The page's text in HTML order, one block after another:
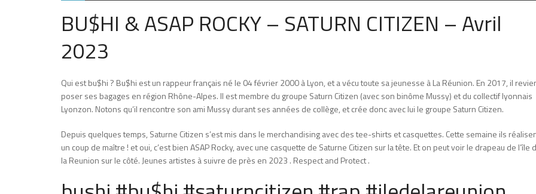
BU$HI & ASAP ROCKY – SATURN CITIZEN – Avril
2023
Qui est bu$hi ? Bu$hi est un rappeur français né le 04 février 2000 à Lyon, et a vécu toute sa jeunesse à La Réunion. En 2017, il
poser ses bagages en région Rhône-Alpes. Il est membre du groupe Saturn Citizen (avec son binôme Mussy) et du collectif lyonnais
Lyonzon. Notons qu’il rencontre son ami Mussy durant ses années de collège, et crée donc avec lui le groupe Saturn Citizen.
Depuis quelques temps, Saturne Citizen s’est mis dans le merchandising avec des tee-shirts et casquettes. Cette semaine ils
un coup de maître ! et oui, c’est bien ASAP Rocky, avec une casquette de Saturne Citizen sur la tête. Et on peut voir le drapeau de l’île
la Reunion sur le côté. Jeunes artistes à suivre de près en 2023 . Respect and Protect .